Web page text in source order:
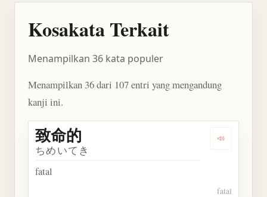
Kosakata Terkait
Menampilkan 36 kata populer
Menampilkan 36 dari 107 entri yang mengandung
kanji ini.
Dengarkan
致命的
ちめいてき
fatal
fatal